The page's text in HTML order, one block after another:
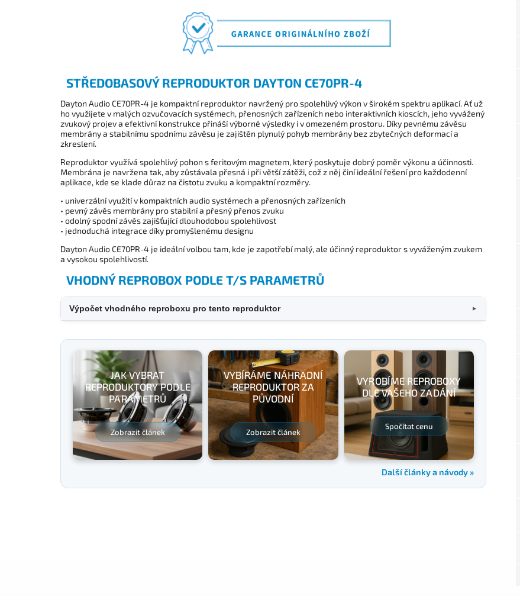
STŘEDOBASOVÝ REPRODUKTOR DAYTON CE70PR-4
Dayton Audio CE70PR-4 je kompaktní reproduktor navržený pro spolehlivý výkon v širokém spektru aplikací. Ať už
ho využijete v malých ozvučovacích systémech, přenosných zařízeních nebo interaktivních kioscích, jeho vyvážený
zvukový projev a efektivní konstrukce přináší výborné výsledky i v omezeném prostoru. Díky pevnému závěsu
membrány a stabilnímu spodnímu závěsu je zajištěn plynulý pohyb membrány bez zbytečných deformací a
zkreslení.
Reproduktor využívá spolehlivý pohon s feritovým magnetem, který poskytuje dobrý poměr výkonu a účinnosti.
Membrána je navržena tak, aby zůstávala přesná i při větší zátěži, což z něj činí ideální řešení pro každodenní
aplikace, kde se klade důraz na čistotu zvuku a kompaktní rozměry.
• univerzální využití v kompaktních audio systémech a přenosných zařízeních
• pevný závěs membrány pro stabilní a přesný přenos zvuku
• odolný spodní závěs zajišťující dlouhodobou spolehlivost
• jednoduchá integrace díky promyšlenému designu
Dayton Audio CE70PR-4 je ideální volbou tam, kde je zapotřebí malý, ale účinný reproduktor s vyváženým zvukem
a vysokou spolehlivostí.
VHODNÝ REPROBOX PODLE T/S PARAMETRŮ
Výpočet vhodného reproboxu pro tento reproduktor ▼
JAK VYBRAT
REPRODUKTORY PODLE
PARAMETRŮ
Zobrazit článek
VYBÍRÁME NÁHRADNÍ
REPRODUKTOR ZA
PŮVODNÍ
Zobrazit článek
VYROBÍME REPROBOXY
DLE VAŠEHO ZADÁNÍ
Spočítat cenu
Další články a návody »